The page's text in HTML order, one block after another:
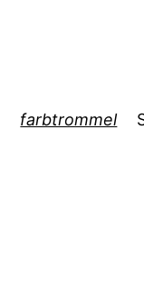
farbtrommel